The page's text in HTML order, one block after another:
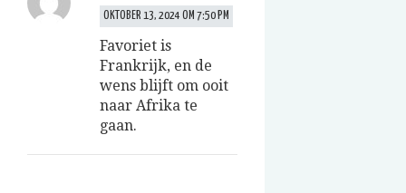
OKTOBER 13, 2024 OM 7:50 PM
Favoriet is
Frankrijk, en de
wens blijft om ooit
naar Afrika te
gaan.